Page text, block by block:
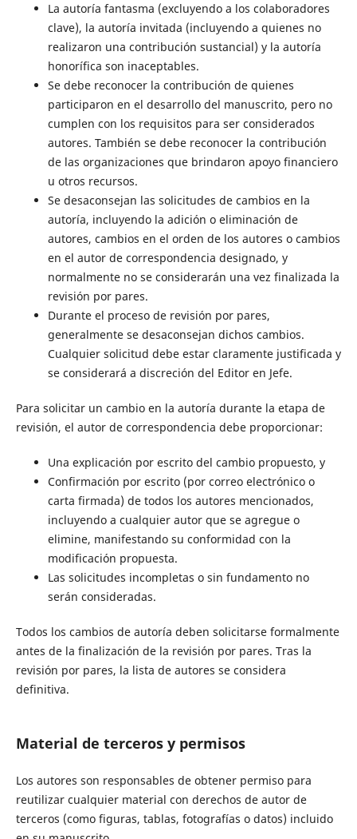
La autoría fantasma (excluyendo a los colaboradores
clave), la autoría invitada (incluyendo a quienes no
realizaron una contribución sustancial) y la autoría
honorífica son inaceptables.
Se debe reconocer la contribución de quienes
participaron en el desarrollo del manuscrito, pero no
cumplen con los requisitos para ser considerados
autores. También se debe reconocer la contribución
de las organizaciones que brindaron apoyo financiero
u otros recursos.
Se desaconsejan las solicitudes de cambios en la
autoría, incluyendo la adición o eliminación de
autores, cambios en el orden de los autores o cambios
en el autor de correspondencia designado, y
normalmente no se considerarán una vez finalizada la
revisión por pares.
Durante el proceso de revisión por pares,
generalmente se desaconsejan dichos cambios.
Cualquier solicitud debe estar claramente justificada y
se considerará a discreción del Editor en Jefe.
Para solicitar un cambio en la autoría durante la etapa de
revisión, el autor de correspondencia debe proporcionar:
Una explicación por escrito del cambio propuesto, y
Confirmación por escrito (por correo electrónico o
carta firmada) de todos los autores mencionados,
incluyendo a cualquier autor que se agregue o
elimine, manifestando su conformidad con la
modificación propuesta.
Las solicitudes incompletas o sin fundamento no
serán consideradas.
Todos los cambios de autoría deben solicitarse formalmente
antes de la finalización de la revisión por pares. Tras la
revisión por pares, la lista de autores se considera
definitiva.
Material de terceros y permisos
Los autores son responsables de obtener permiso para
reutilizar cualquier material con derechos de autor de
terceros (como figuras, tablas, fotografías o datos) incluido